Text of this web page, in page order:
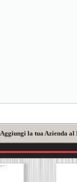
Aggiungi la tua Azienda